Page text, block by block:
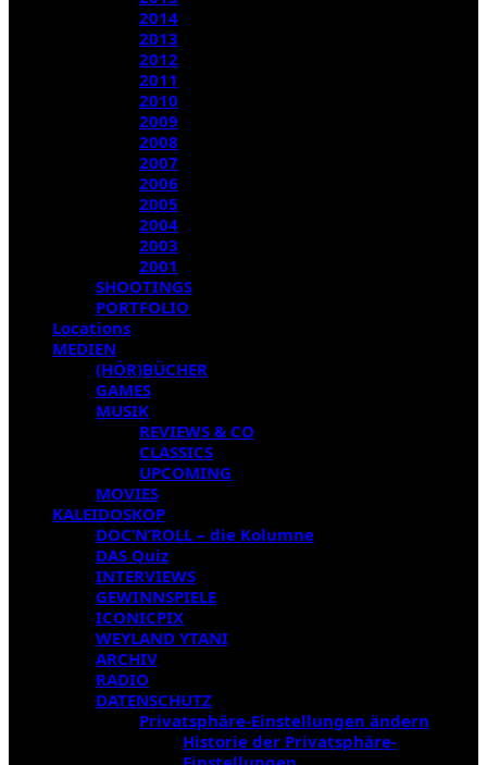
2014
2013
2012
2011
2010
2009
2008
2007
2006
2005
2004
2003
2001
SHOOTINGS
PORTFOLIO
Locations
MEDIEN
(HÖR)BÜCHER
GAMES
MUSIK
REVIEWS & CO
CLASSICS
UPCOMING
MOVIES
KALEIDOSKOP
DOC’N’ROLL – die Kolumne
DAS Quiz
INTERVIEWS
GEWINNSPIELE
ICONICPIX
WEYLAND YTANI
ARCHIV
RADIO
DATENSCHUTZ
Privatsphäre-Einstellungen ändern
Historie der Privatsphäre-